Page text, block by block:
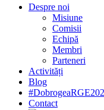
Despre noi
Misiune
Comisii
Echipă
Membri
Parteneri
Activități
Blog
Contact